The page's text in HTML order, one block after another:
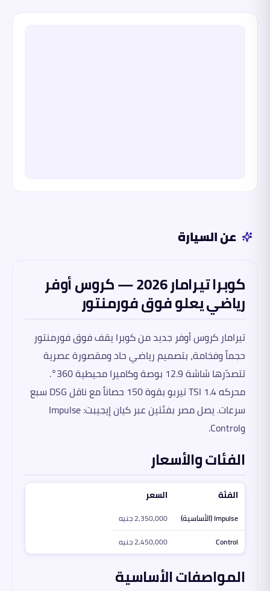
عن السيارة
كوبرا تيرامار 2026 — كروس أوفر
رياضي يعلو فوق فورمنتور
تيرامار كروس أوفر جديد من كوبرا يقف فوق فورمنتور
حجماً وفخامة، بتصميم رياضي حاد ومقصورة عصرية
تتصدّرها شاشة 12.9 بوصة وكاميرا محيطية 360°.
محركه 1.4 TSI تيربو بقوة 150 حصاناً مع ناقل DSG سبع
سرعات. يصل مصر بفئتين عبر كيان إيجيبت: Impulse
وControl.
الفئات والأسعار
الفئة السعر
Impulse (الأساسية)
2,350,000 جنيه
Control
2,450,000 جنيه
المواصفات الأساسية